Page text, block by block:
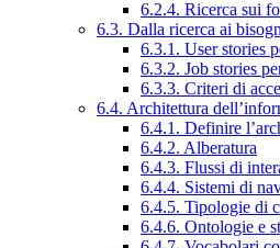
6.2.4. Ricerca sui
6.3. Dalla ricerca ai
6.3.1. User stories
6.3.2. Job stories
6.3.3. Criteri di
6.4. Architettura
6.4.1. Definire
6.4.2. Alberatura
6.4.3. Flussi di
6.4.4. Sistemi di
6.4.5. Tipologie di
6.4.6. Ontologie e